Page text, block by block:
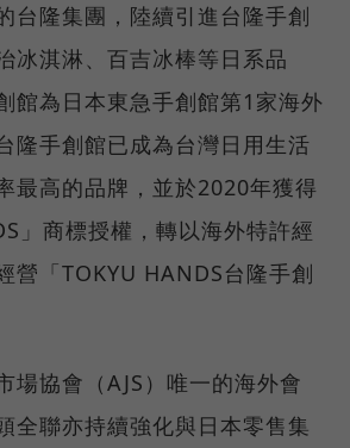
台隆集團，陸續引進台隆手創
冰淇淋、百吉冰棒等日系品
館為日本東急手創館第1家海外
隆手創館已成為台灣日用生活
最高的品牌，並於2020年獲得
」商標授權，轉以海外特許經
營「TOKYU HANDS台隆手創
場協會（AJS）唯一的海外會
全聯亦持續強化與日本零售集